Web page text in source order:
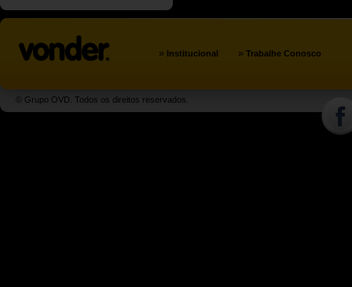
» Institucional » Trabalhe Conosco
© Grupo OVD. Todos os direitos reservados.